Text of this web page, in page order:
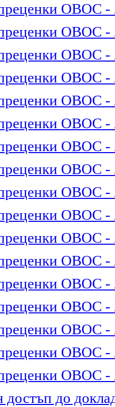
ОВОС -
ОВОС -
ОВОС -
ОВОС -
ОВОС -
ОВОС -
ОВОС -
ОВОС -
ОВОС -
ОВОС -
ОВОС -
ОВОС -
ОВОС -
ОВОС -
ОВОС -
ОВОС -
ОВОС -
достъп до